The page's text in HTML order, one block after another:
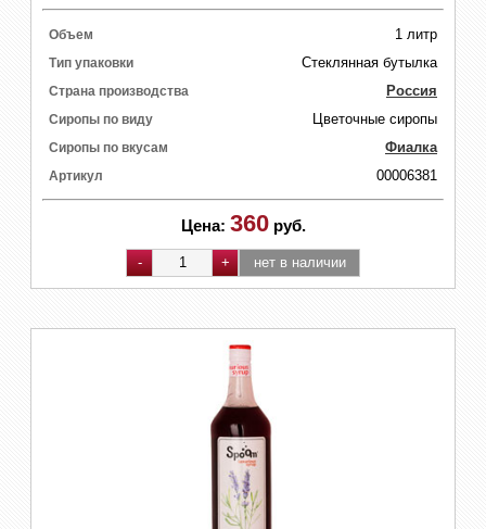
Объем 1 литр
Тип упаковки Стеклянная бутылка
Страна производства Россия
Сиропы по виду Цветочные сиропы
Сиропы по вкусам Фиалка
Артикул 00006381
Цена: 360 руб.